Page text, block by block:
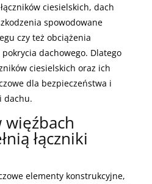
ciesielskich, dach
spowodowane
czy też obciążenia
dachowego. Dlatego
ciesielskich oraz ich
dla bezpieczeństwa i
dachu.
więźbach
łączniki
elementy konstrukcyjne,